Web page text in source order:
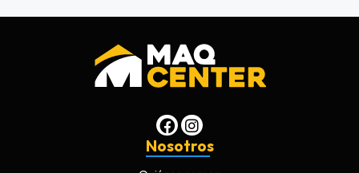
Nosotros